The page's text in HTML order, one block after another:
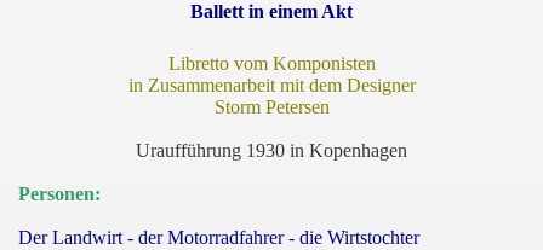
Ballett in einem Akt
Libretto vom Komponisten
in Zusammenarbeit mit dem Designer
Storm Petersen
Uraufführung 1930 in Kopenhagen
Personen:
Der Landwirt - der Motorradfahrer - die Wirtstochter